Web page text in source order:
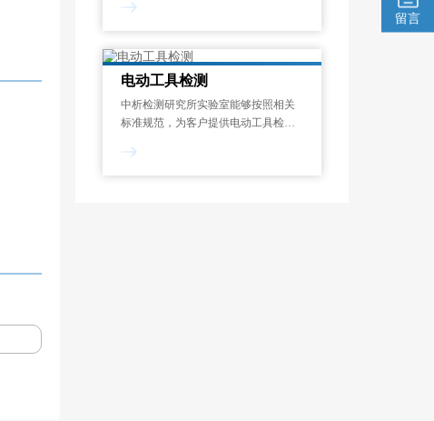
留言
开路电压测量、内阻测试、寿命测
行检测和分析。一般来说，蓄电池性
能测试报告的出具需
电动工具检测
中析检测研究所实验室能够按照相关
标准规范，为客户提供电动工具检测
率测定、过载测试、噪声检测、绝缘